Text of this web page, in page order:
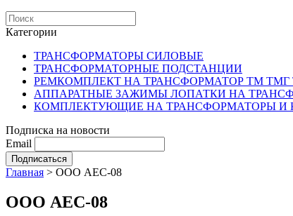
Категории
ТРАНСФОРМАТОРЫ СИЛОВЫЕ
ТРАНСФОРМАТОРНЫЕ ПОДСТАНЦИИ
РЕМКОМПЛЕКТ НА ТРАНСФОРМАТОР ТМ ТМГ
АППАРАТНЫЕ ЗАЖИМЫ ЛОПАТКИ НА
КОМПЛЕКТУЮЩИЕ НА ТРАНСФОРМАТОРЫ И
Подписка на новости
Email
Главная > ООО АЕС-08
ООО АЕС-08